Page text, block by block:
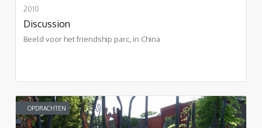
2010
Discussion
Beeld voor het friendship parc, in China
OPDRACHTEN